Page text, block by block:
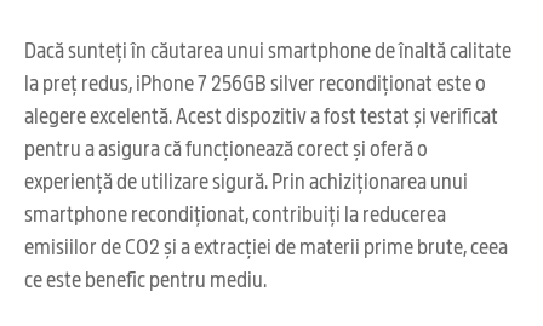
Dacă sunteți în căutarea unui smartphone de înaltă calitate
la preț redus, iPhone 7 256GB silver recondiționat este o
alegere excelentă. Acest dispozitiv a fost testat și verificat
pentru a asigura că funcționează corect și oferă o
experiență de utilizare sigură. Prin achiziționarea unui
smartphone recondiționat, contribuiți la reducerea
emisiilor de CO2 și a extracției de materii prime brute, ceea
ce este benefic pentru mediu.